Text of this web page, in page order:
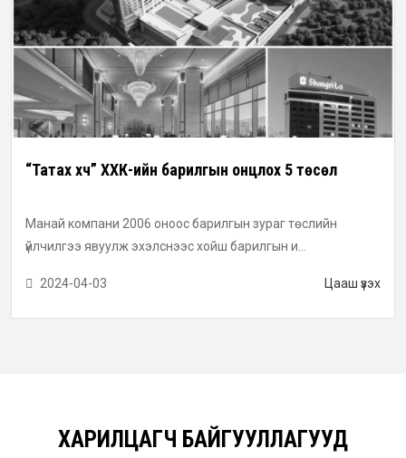
“Татах хүч” ХХК-ийн барилгын онцлох 5 төсөл
Манай компани 2006 оноос барилгын зураг төслийн
үйлчилгээ явуулж эхэлснээс хойш барилгын и...
2024-04-03 Цааш үзэх
ХАРИЛЦАГЧ БАЙГУУЛЛАГУУД